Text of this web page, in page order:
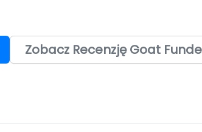
Zobacz Recenzję Goat